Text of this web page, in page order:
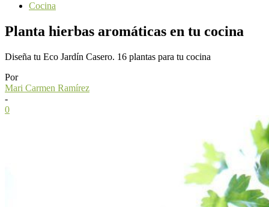
Cocina
Planta hierbas aromáticas en tu cocina
Diseña tu Eco Jardín Casero. 16 plantas para tu cocina
Por
Mari Carmen Ramírez
-
0